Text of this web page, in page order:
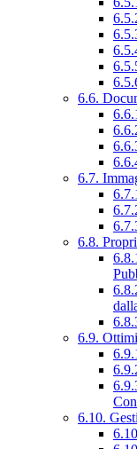
6.6.
6.7.
6.8.
6.9.
6.10.